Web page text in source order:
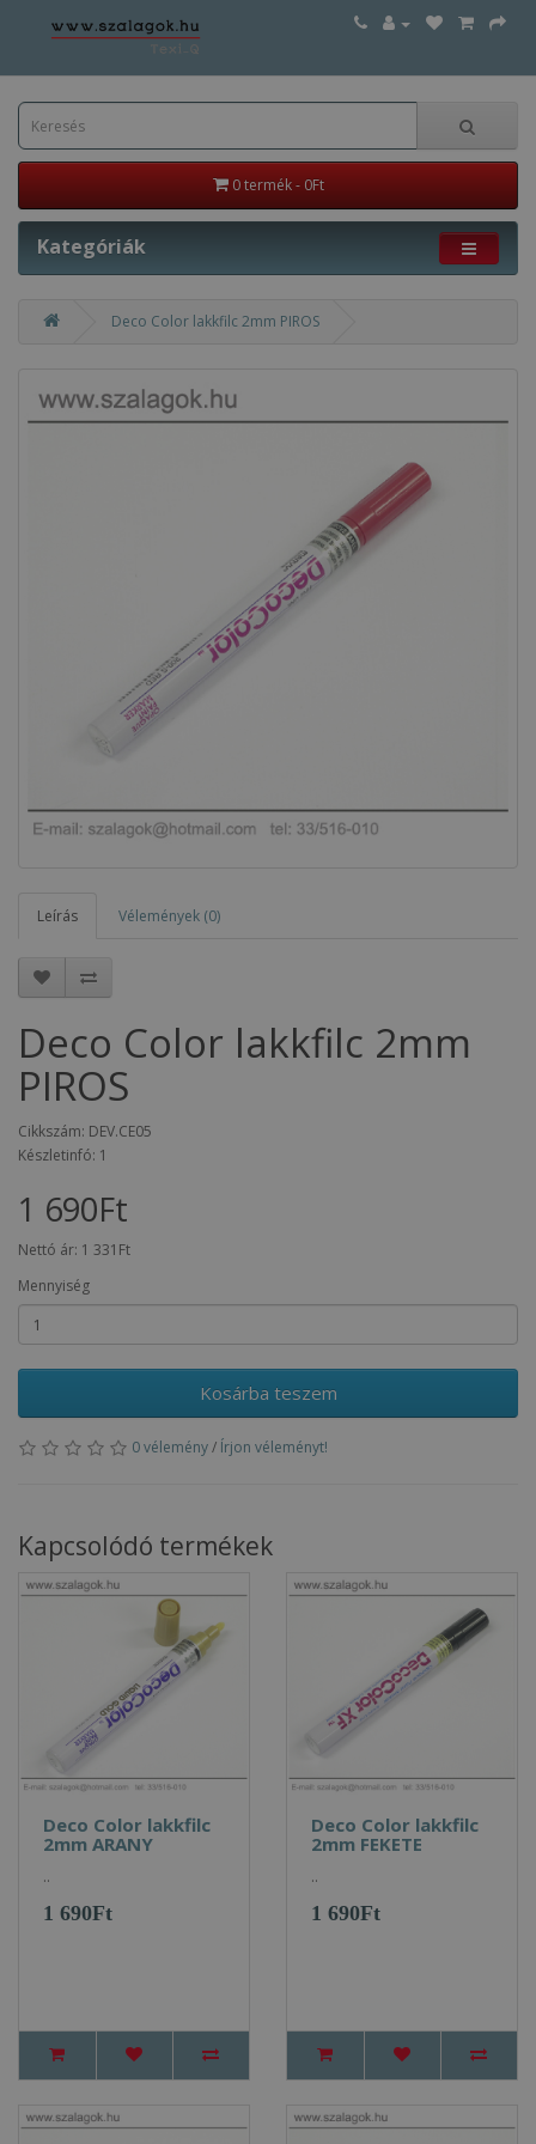
0 termék - 0Ft
Kategóriák
Deco Color lakkfilc 2mm PIROS
Leírás Vélemények (0)
Deco Color lakkfilc 2mm
PIROS
Cikkszám: DEV.CE05
Készletinfó: 1
1 690Ft
Nettó ár: 1 331Ft
Mennyiség
Kosárba teszem
0 vélemény/ Írjon véleményt!
Kapcsolódó termékek
Deco Color lakkfilc
2mm ARANY
..
1 690Ft
Deco Color lakkfilc
2mm FEKETE
..
1 690Ft